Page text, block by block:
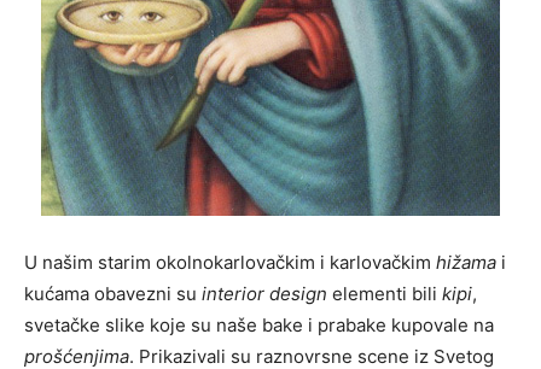
U našim starim okolnokarlovačkim i karlovačkim hižama i
kućama obavezni su interior design elementi bili kipi,
svetačke slike koje su naše bake i prabake kupovale na
prošćenjima. Prikazivali su raznovrsne scene iz Svetog